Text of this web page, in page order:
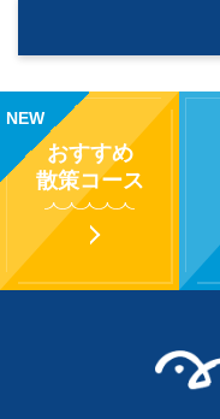
NEW
おすすめ
散策コース